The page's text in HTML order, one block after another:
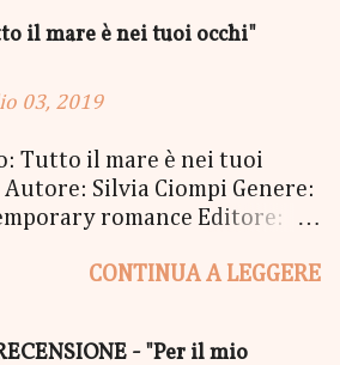
di "C'era una volta a
edito Newton Compton.
molto ricco per la
che si aggiudicherà tutto
PACCO SORPRESA: - La
Cartacea di "C'era una volta a
ma non il mio Tailleur" - una
in bottiglia con
il mare è nei tuoi occhi"
03, 2019
Tutto il mare è nei tuoi
Autore: Silvia Ciompi Genere:
romance Editore:
4 giugno Formato:
CONTINUA A LEGGERE
- "Per il mio